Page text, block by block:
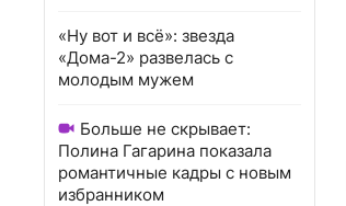
«Ну вот и всё»: звезда
«Дома-2» развелась с
молодым мужем
Больше не скрывает:
Полина Гагарина показала
романтичные кадры с новым
избранником